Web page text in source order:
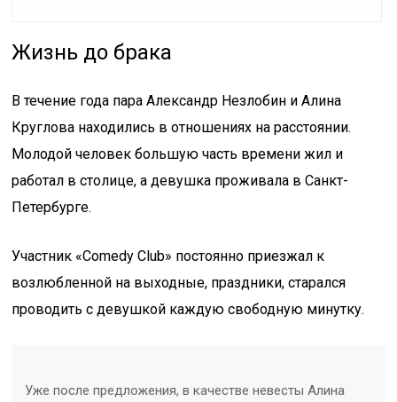
Жизнь до брака
В течение года пара Александр Незлобин и Алина
Круглова находились в отношениях на расстоянии.
Молодой человек большую часть времени жил и
работал в столице, а девушка проживала в Санкт-
Петербурге.
Участник «Comedy Club» постоянно приезжал к
возлюбленной на выходные, праздники, старался
проводить с девушкой каждую свободную минутку.
Уже после предложения, в качестве невесты Алина